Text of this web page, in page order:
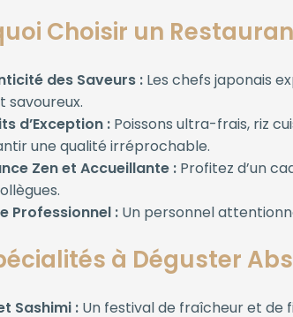
Choisir un
des Saveurs : Les chefs japonais
savoureux.
d’Exception : Poissons ultra-frais, riz
une qualité irréprochable.
Zen et Accueillante : Profitez d’un
Professionnel : Un personnel
à Déguster
Sashimi : Un festival de fraîcheur et de